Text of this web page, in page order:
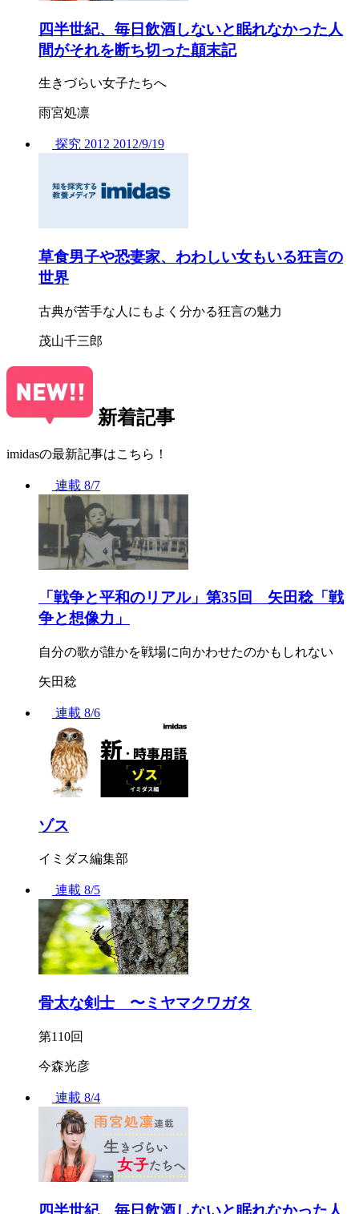
四半世紀、毎日飲酒しないと眠れなかった人
間がそれを断ち切った顛末記
生きづらい女子たちへ
雨宮処凛
探究 2012 2012/9/19
草食男子や恐妻家、わわしい女もいる狂言の
世界
古典が苦手な人にもよく分かる狂言の魅力
茂山千三郎
新着記事
imidasの最新記事はこちら！
連載 8/7
「戦争と平和のリアル」第35回 矢田稔「戦
争と想像力」
自分の歌が誰かを戦場に向かわせたのかもしれない
矢田稔
連載 8/6
ゾス
イミダス編集部
連載 8/5
骨太な剣士 〜ミヤマクワガタ
第110回
今森光彦
連載 8/4
四半世紀、毎日飲酒しないと眠れなかった人